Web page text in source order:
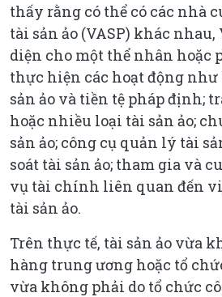
thấy rằng có thể có các nhà
tài sản ảo (VASP) khác nhau,
diện cho một thể nhân hoặc
thực hiện các hoạt động
sản ảo và tiền tệ pháp định;
hoặc nhiều loại tài sản ảo;
sản ảo; công cụ quản lý tài
soát tài sản ảo; tham gia và
vụ tài chính liên quan đến
tài sản ảo.
Trên thực tế, tài sản ảo vừa
hàng trung ương hoặc tổ
vừa không phải do tổ chức